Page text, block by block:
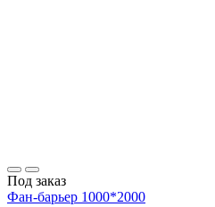
Под заказ
Фан-барьер 1000*2000